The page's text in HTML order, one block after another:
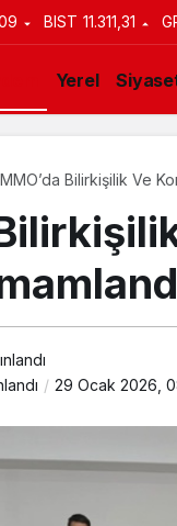
BIST 11.311,31
Yerel
Bilirkişilik Ve
29 Ocak 2026,